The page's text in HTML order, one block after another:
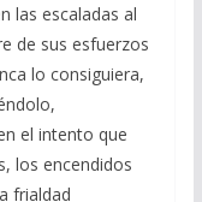
las escaladas al
de sus esfuerzos
lo consiguiera,
el intento que
los encendidos
frialdad